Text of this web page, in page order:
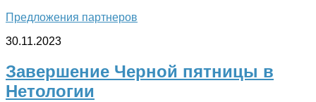
Предложения партнеров
30.11.2023
Завершение Черной пятницы в
Нетологии